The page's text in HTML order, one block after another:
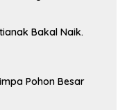
Bakal Naik.
Pohon Besar